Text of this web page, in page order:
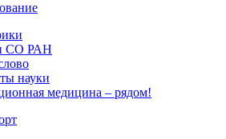
СО РАН
науки
медицина – рядом!